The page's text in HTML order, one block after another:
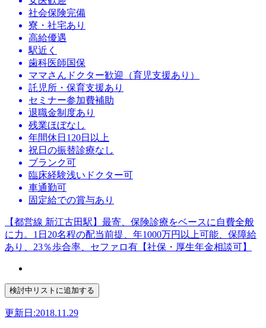
社会保険完備
寮・社宅あり
高給優遇
駅近く
歯科医師国保
ママさんドクター歓迎（育児支援あり）
託児所・保育支援あり
セミナー参加費補助
退職金制度あり
残業ほぼなし
年間休日120日以上
祝日の振替診療なし
ブランク可
臨床経験浅いドクター可
車通勤可
固定給での賞与あり
【都営線 新江古田駅】最寄、保険診療をベースに自費全般
に力。1日20名程の配当前提、年1000万円以上可能、保障給
あり、23％歩合率、セファロ有【社保・厚生年金相談可】
更新日:2018.11.29